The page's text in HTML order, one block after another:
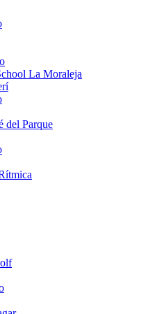
La Moraleja
del Parque